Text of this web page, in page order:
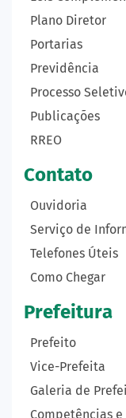
Plano Diretor
Portarias
Previdência
Processo
Publicações
RREO
Contato
Ouvidoria
Serviço de
Telefones Úteis
Como Chegar
Prefeitura
Prefeito
Vice-Prefeita
Galeria de
Competências